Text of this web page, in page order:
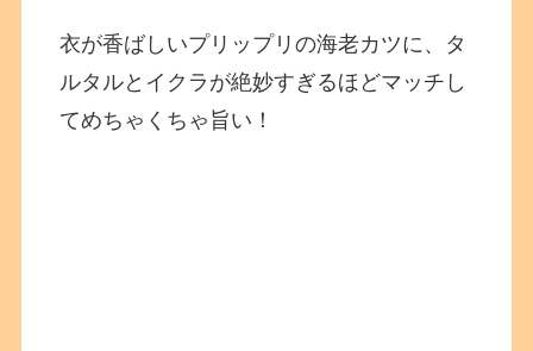
衣が香ばしいプリップリの海老カツに、タ
ルタルとイクラが絶妙すぎるほどマッチし
てめちゃくちゃ旨い！